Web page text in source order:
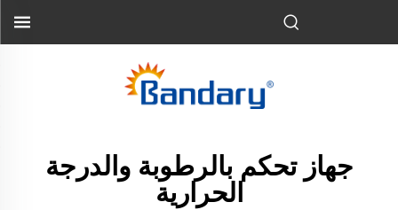
جهاز تحكم بالرطوبة والدرجة
الحرارية